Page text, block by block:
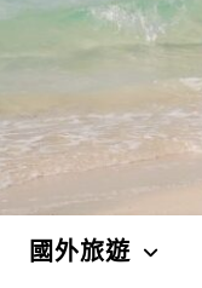
國外旅遊